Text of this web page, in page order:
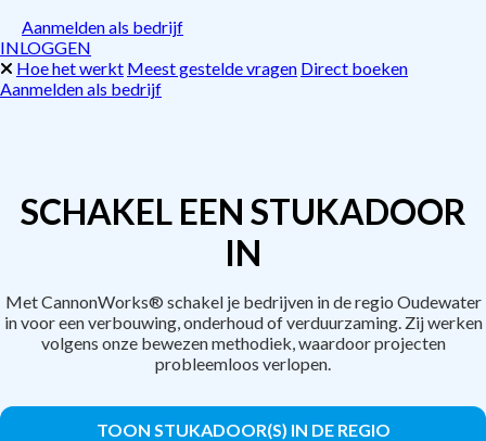
Aanmelden als bedrijf
INLOGGEN
Hoe het werkt Meest gestelde vragen Direct boeken
Aanmelden als bedrijf
SCHAKEL EEN STUKADOOR
IN
Met CannonWorks® schakel je bedrijven in de regio Oudewater
in voor een verbouwing, onderhoud of verduurzaming. Zij werken
volgens onze bewezen methodiek, waardoor projecten
probleemloos verlopen.
TOON STUKADOOR(S) IN DE REGIO